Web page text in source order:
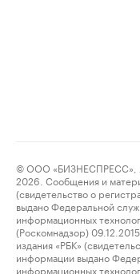
© ООО «БИЗНЕСПРЕСС»,
2026. Сообщения и
(свидетельство о
выдано Федеральной
информационных
(Роскомнадзор)
издания «РБК»
информации выдано
информационных